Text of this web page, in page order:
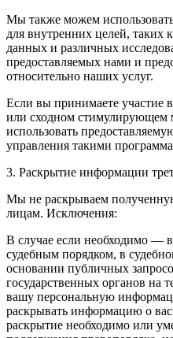
Мы также можем
для внутренних целей, таких
данных и различных
предоставляемых нами и
относительно наших услуг.
Если вы принимаете участие
или сходном
использовать
управления такими
3. Раскрытие информации
Мы не раскрываем
лицам. Исключения:
В случае если необходимо — в
судебным порядком, в
основании публичных
государственных органов
вашу персональную
раскрывать информацию о
раскрытие необходимо или